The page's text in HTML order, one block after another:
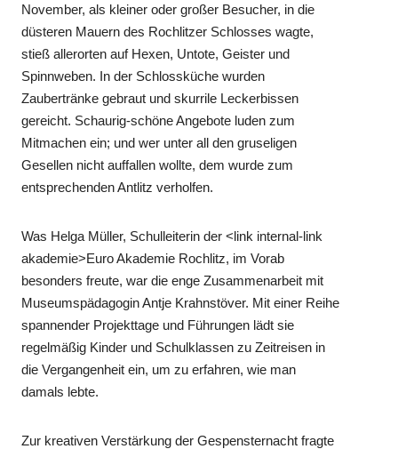
November, als kleiner oder großer Besucher, in die
düsteren Mauern des Rochlitzer Schlosses wagte,
stieß allerorten auf Hexen, Untote, Geister und
Spinnweben. In der Schlossküche wurden
Zaubertränke gebraut und skurrile Leckerbissen
gereicht. Schaurig-schöne Angebote luden zum
Mitmachen ein; und wer unter all den gruseligen
Gesellen nicht auffallen wollte, dem wurde zum
entsprechenden Antlitz verholfen.
Was Helga Müller, Schulleiterin der <link internal-link
akademie>Euro Akademie Rochlitz, im Vorab
besonders freute, war die enge Zusammenarbeit mit
Museumspädagogin Antje Krahnstöver. Mit einer Reihe
spannender Projekttage und Führungen lädt sie
regelmäßig Kinder und Schulklassen zu Zeitreisen in
die Vergangenheit ein, um zu erfahren, wie man
damals lebte.
Zur kreativen Verstärkung der Gespensternacht fragte